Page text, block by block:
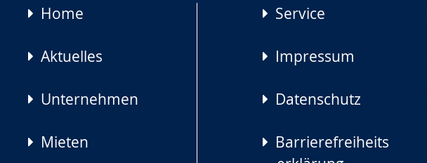
Navigation
Home
Aktuelles
Unternehmen
Mieten
Service
Impressum
Datenschutz
Barrierefreiheits